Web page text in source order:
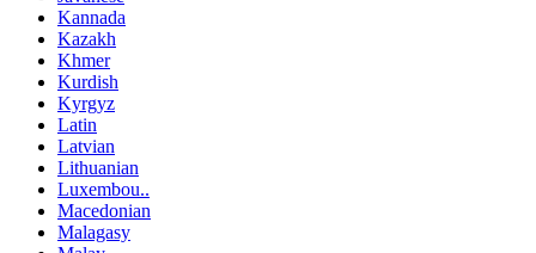
Kannada
Kazakh
Khmer
Kurdish
Kyrgyz
Latin
Latvian
Lithuanian
Luxembou..
Macedonian
Malagasy